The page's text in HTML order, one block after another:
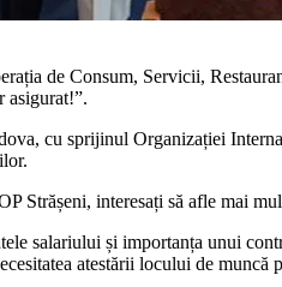
de Con­sum, Servicii,
asigurat!”.
cu sprijinul Organizației
interesați să afle mai
salariului și importanța unui
atestării locului de muncă